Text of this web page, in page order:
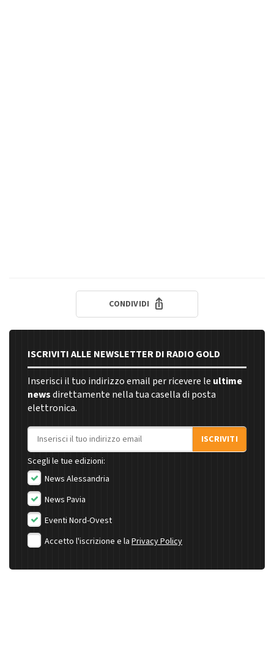
CONDIVIDI
ISCRIVITI ALLE NEWSLETTER DI RADIO GOLD
Inserisci il tuo indirizzo email per ricevere le ultime
newsdirettamente nella tua casella di posta
elettronica.
Indirizzo email
ISCRIVITI
Scegli le tue edizioni:
News Alessandria
News Pavia
Eventi Nord-Ovest
Accetto l'iscrizione e la Privacy Policy